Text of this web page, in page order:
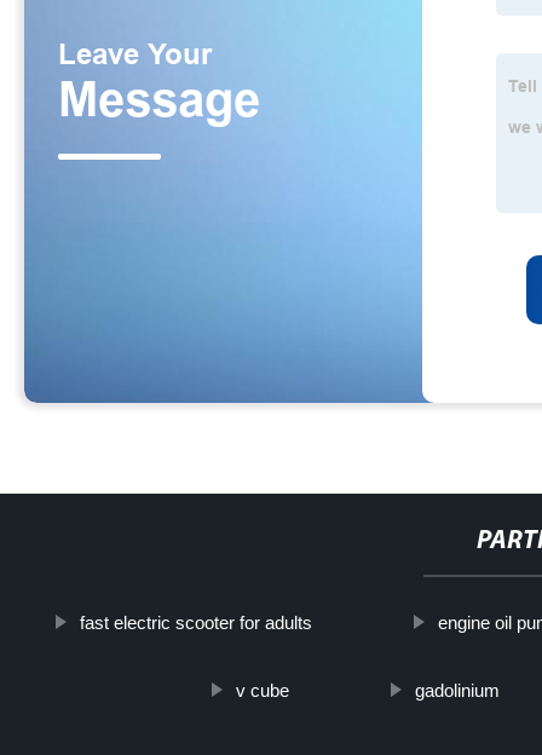
fast electric scooter for adults engine oil
v cube gadolinium